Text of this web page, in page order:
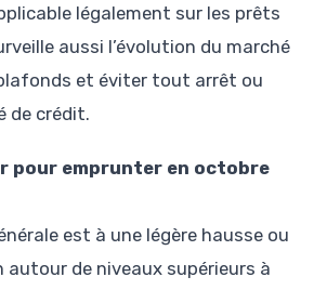
légalement sur les prêts
aussi l’évolution du marché
et éviter tout arrêt ou
de crédit.
pour emprunter en octobre
est à une légère hausse ou
de niveaux supérieurs à